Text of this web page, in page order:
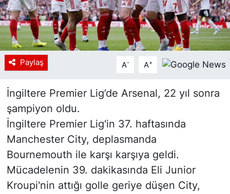
Paylaş A- A+
İngiltere Premier Lig’de Arsenal, 22 yıl sonra
şampiyon oldu.
İngiltere Premier Lig'in 37. haftasında
Manchester City, deplasmanda
Bournemouth ile karşı karşıya geldi.
Mücadelenin 39. dakikasında Eli Junior
Kroupi'nin attığı golle geriye düşen City,
Haberde insan
Tanıtım